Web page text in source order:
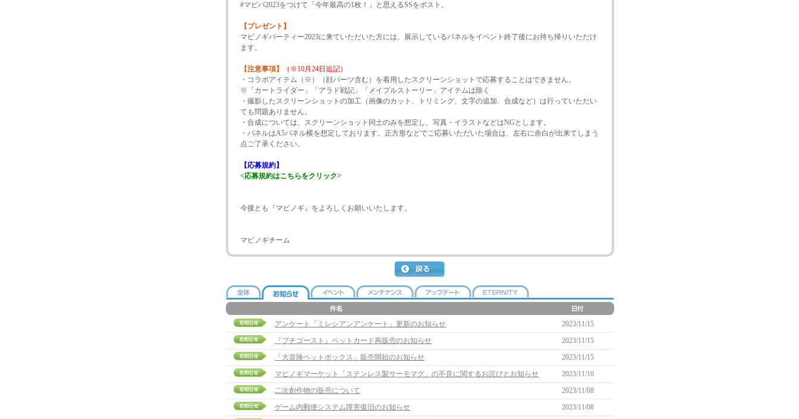
#マビパ2023をつけて「今年最高の1枚！」と思えるSSをポスト。
【プレゼント】
マビノギパーティー2023に来ていただいた方には、展示しているパネルをイベント終了後にお持ち帰りいただけ
ます。
【注意事項】
（※10月24日追記）
・コラボアイテム（※）（顔パーツ含む）を着用したスクリーンショットで応募することはできません。
※「カートライダー」「アラド戦記」「メイプルストーリー」アイテムは除く
・撮影したスクリーンショットの加工（画像のカット、トリミング、文字の追加、合成など）は行っていただい
ても問題ありません。
・合成については、スクリーンショット同士のみを想定し、写真・イラストなどはNGとします。
・パネルはA5パネル横を想定しております。正方形などでご応募いただいた場合は、左右に余白が出来てしまう
点ご了承ください。
【応募規約】
<応募規約はこちらをクリック>
今後とも『マビノギ』をよろしくお願いいたします。
マビノギチーム
アンケート「ミレシアンアンケート」更新のお知らせ
2023/11/15
『プチゴースト』ペットカード再販売のお知らせ
2023/11/15
「大冒険ペットボックス」販売開始のお知らせ
2023/11/15
マビノギマーケット「ステンレス製サーモマグ」の不良に関するお詫びとお知らせ
2023/11/10
二次創作物の販売について
2023/11/08
ゲーム内郵便システム障害復旧のお知らせ
2023/11/08